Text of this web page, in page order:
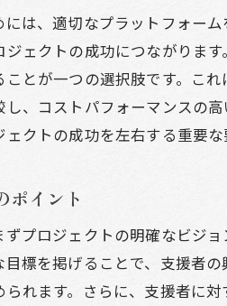
くための美容室の実績紹介
クトの進行状況を随時アップ
声を活用したページ作りのヒン
ドファンディング成功のため
ーゲティングで支援者を集める
のネットワークを活かした集
のコミュニケーションを強化
クトの口コミを広げる施策
は、適切なプラットフォー
ェクトの成功につながりま
とが一つの選択肢です。こ
、コストパフォーマンスの
クトの成功を左右する重要
ポイント
プロジェクトの明確なビジ
標を掲げることで、支援者
れます。さらに、支援者に